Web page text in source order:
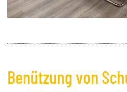
Benützung von